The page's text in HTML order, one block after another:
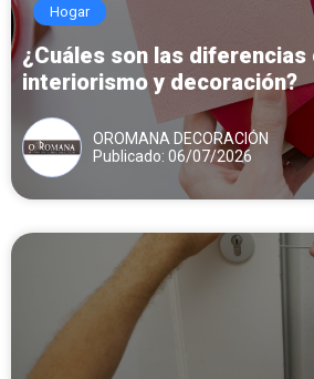
Hogar
¿Cuáles son las
interiorismo y decoración?
OROMANA DECORACIÓN
Publicado: 06/07/2026